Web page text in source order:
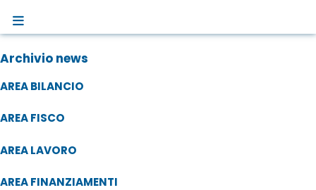
Archivio news
AREA BILANCIO
AREA FISCO
AREA LAVORO
AREA FINANZIAMENTI